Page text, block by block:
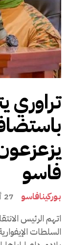
تراوري
فاسو
بوركينافاسو 27 أبريل 2024، 18:30 مساءً
اتهم الرئيس